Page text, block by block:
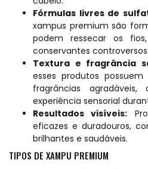
Fórmulas livres de
xampus premium são
podem ressecar os
conservantes controversos.
Textura e fragrância
esses produtos
fragrâncias
experiência sensorial
Resultados visíveis:
eficazes e duradouros,
brilhantes e saudáveis.
TIPOS DE XAMPU PREMIUM